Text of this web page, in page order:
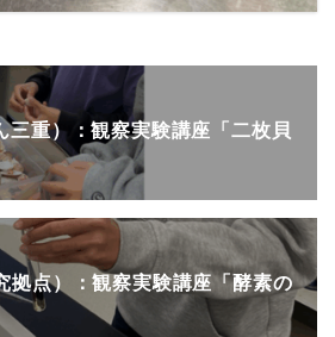
三重）：観察実験講座「二枚貝
拠点）：観察実験講座「酵素の